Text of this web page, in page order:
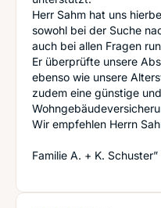
Herr Sahm hat uns
sowohl bei der Suche
auch bei allen Fragen
Er überprüfte unsere
ebenso wie unsere
zudem eine günstige
Wir empfehlen Herrn
Familie A. + K. Schuster”